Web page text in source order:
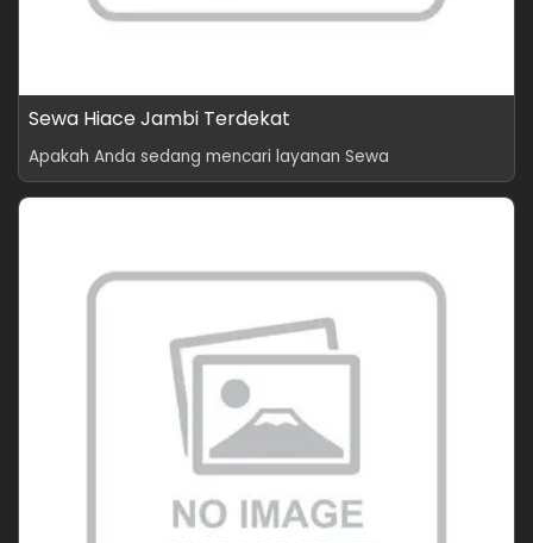
Sewa Hiace Jambi Terdekat
Apakah Anda sedang mencari layanan Sewa